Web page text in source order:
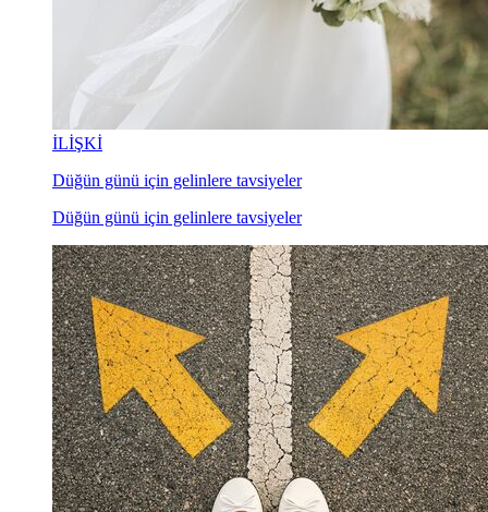
İLİŞKİ
Düğün günü için gelinlere tavsiyeler
Düğün günü için gelinlere tavsiyeler